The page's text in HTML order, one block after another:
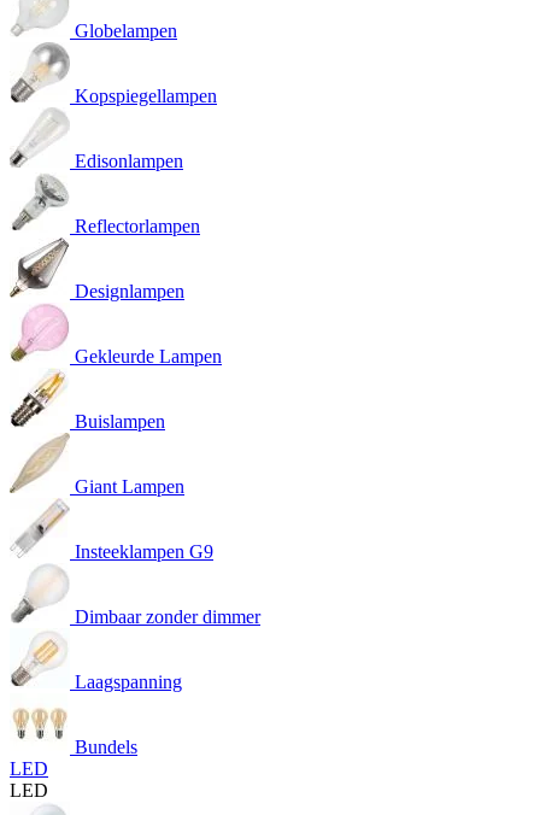
Globelampen
Kopspiegellampen
Edisonlampen
Reflectorlampen
Designlampen
Gekleurde Lampen
Buislampen
Giant Lampen
Insteeklampen G9
Dimbaar zonder dimmer
Laagspanning
Bundels
LED
LED